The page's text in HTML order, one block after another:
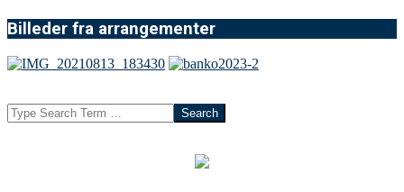
Billeder fra arrangementer
Search